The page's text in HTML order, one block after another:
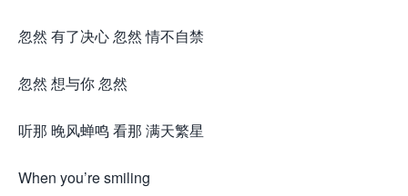
忽然 有了决心 忽然 情不自禁
忽然 想与你 忽然
听那 晚风蝉鸣 看那 满天繁星
When you’re smiling